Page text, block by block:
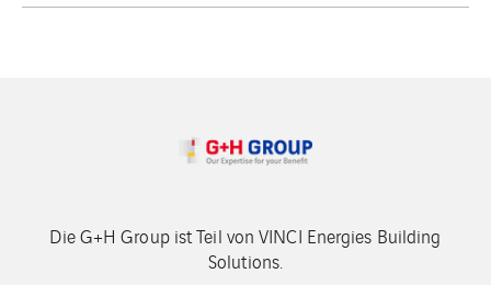
Die G+H Group ist Teil von VINCI Energies Building
Solutions.